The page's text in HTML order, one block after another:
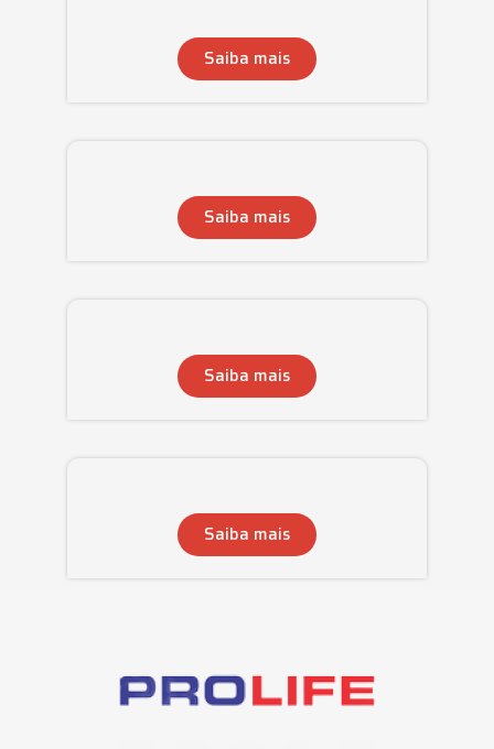
Saiba mais
Saiba mais
Saiba mais
Saiba mais